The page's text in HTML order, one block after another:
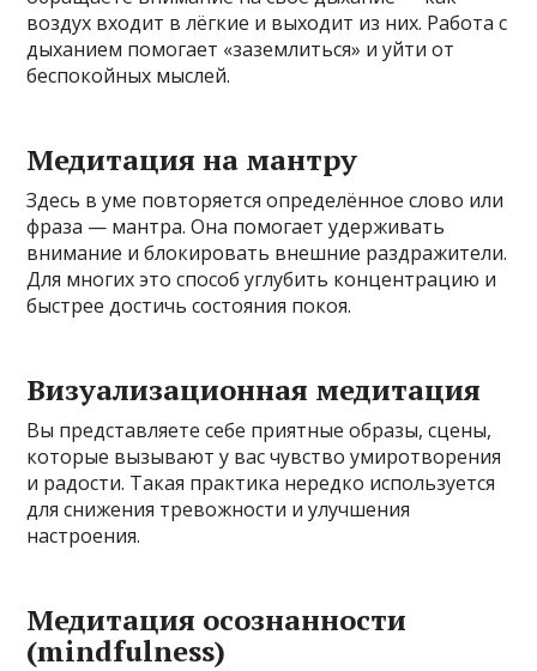
воздух входит в лёгкие и выходит из них. Работа с
дыханием помогает «заземлиться» и уйти от
беспокойных мыслей.
Медитация на мантру
Здесь в уме повторяется определённое слово или
фраза — мантра. Она помогает удерживать
внимание и блокировать внешние раздражители.
Для многих это способ углубить концентрацию и
быстрее достичь состояния покоя.
Визуализационная медитация
Вы представляете себе приятные образы, сцены,
которые вызывают у вас чувство умиротворения
и радости. Такая практика нередко используется
для снижения тревожности и улучшения
настроения.
Медитация осознанности
(mindfulness)